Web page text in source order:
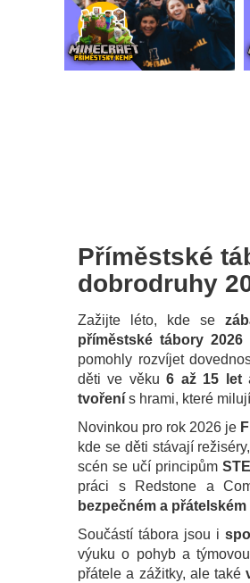
Příměstské
dobrodruhy
Zažijte léto, kde se
příměstské tábory 2026
pomohly rozvíjet
děti ve věku6 až 15 let
tvoření s hrami, které
Novinkou pro rok 2026 je
kde se děti stávají
scén se učí principům
práci s Redstone a
bezpečném a
Součástí tábora jsou i
výuku o pohyb a
přátele a zážitky, ale také